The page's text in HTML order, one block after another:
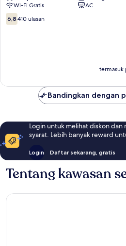
Airport
Tangerang
Wi-Fi Gratis
AC
6.8
dari
6,8 410 ulasan
termasuk
Bandingkan dengan
Login untuk melihat diskon
syarat. Lebih banyak reward
Login Daftar sekarang, gratis
Tentang kawasan